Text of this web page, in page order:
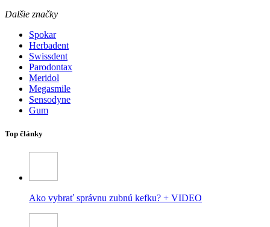
Dalšie značky
Spokar
Herbadent
Swissdent
Parodontax
Meridol
Megasmile
Sensodyne
Gum
Top články
Ako vybrať správnu zubnú kefku? + VIDEO